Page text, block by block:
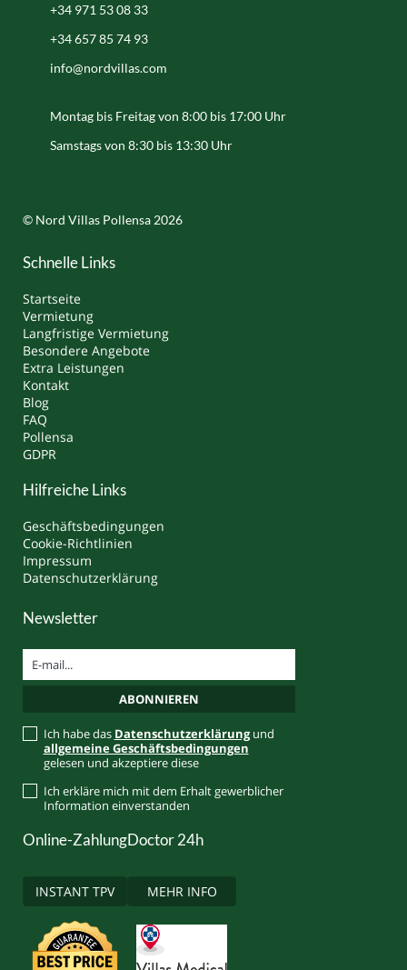
+34 971 53 08 33
+34 657 85 74 93
info@nordvillas.com
Montag bis Freitag von 8:00 bis 17:00 Uhr
Samstags von 8:30 bis 13:30 Uhr
© Nord Villas Pollensa 2026
Schnelle Links
Startseite
Vermietung
Langfristige Vermietung
Besondere Angebote
Extra Leistungen
Kontakt
Blog
FAQ
Pollensa
GDPR
Hilfreiche Links
Geschäftsbedingungen
Cookie-Richtlinien
Impressum
Datenschutzerklärung
Newsletter
Ich habe das Datenschutzerklärungund
allgemeine Geschäftsbedingungen
gelesen und akzeptiere diese
Ich erkläre mich mit dem Erhalt gewerblicher
Information einverstanden
Online-Zahlung
INSTANT TPV
Doctor 24h
MEHR INFO